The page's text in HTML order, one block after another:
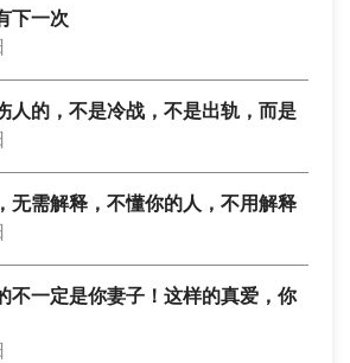
下一次
人的，不是冷战，不是出轨，而是
无需解释，不懂你的人，不用解释
不一定是你妻子！这样的真爱，你